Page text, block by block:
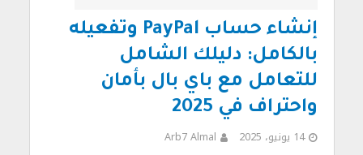
إنشاء حساب PayPal وتفعيله
بالكامل: دليلك الشامل
للتعامل مع باي بال بأمان
واحتراف في 2025
14 يونيو، 2025 Arb7 Almal